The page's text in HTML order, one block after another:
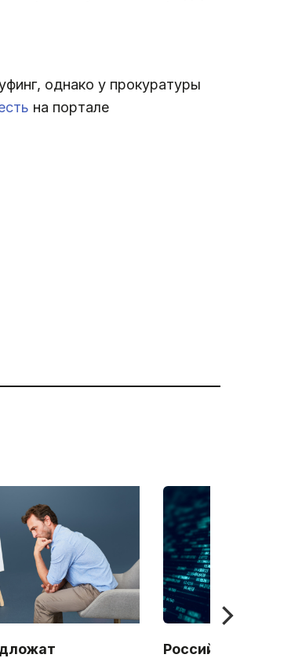
однако у прокуратуры
на портале
Российские